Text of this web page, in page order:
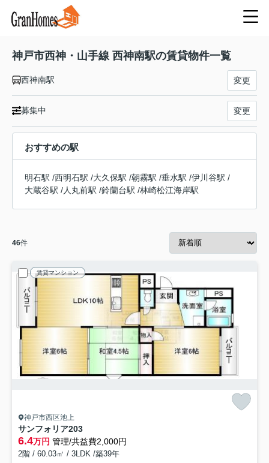
神戸市西神・山手線 西神南駅の賃貸物件一覧
西神南駅 変更
募集中 変更
おすすめの駅
明石駅 /西明石駅 /大久保駅 /朝霧駅 /垂水駅 /伊川谷駅 /
大蔵谷駅 /人丸前駅 /鈴蘭台駅 /林崎松江海岸駅
46件
賃貸マンション
神戸市西区池上
サンフォリア203
6.4万円 管理/共益費2,000円
2階 / 60.03㎡ / 3LDK /築39年